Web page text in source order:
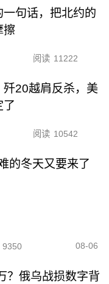
一句话，把北约的
擦
阅读 11222
歼20越肩反杀，美
了
阅读 10542
的冬天又要来了
9350 08-06
？俄乌战损数字背